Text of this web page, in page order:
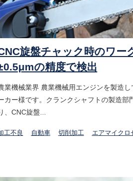
旋盤チャック時のワー
の精度で検出
業機械業界 農業機械用エンジンを製造
カー様です。クランクシャフトの製造部
、CNC旋盤...
工不良 自動車 切削加工 エアマイクロ